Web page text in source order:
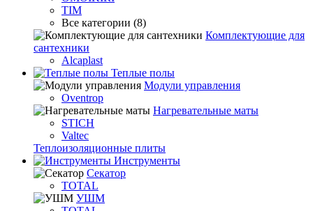
TIM
Все категории (8)
Комплектующие для
сантехники
Alcaplast
Теплые полы
Модули управления
Oventrop
Нагревательные маты
STICH
Valtec
Теплоизоляционные плиты
Инструменты
Секатор
TOTAL
УШМ